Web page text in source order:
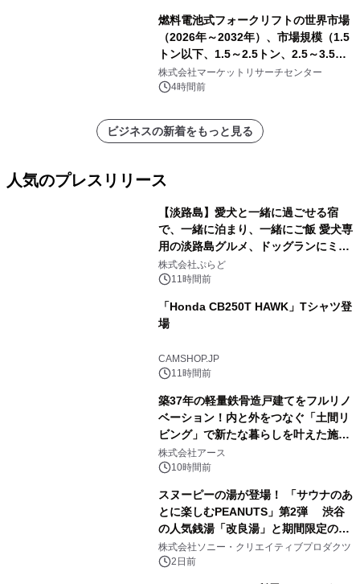
燃料電池式フォークリフトの世界市場
（2026年～2032年）、市場規模（1.5
トン以下、1.5～2.5トン、2.5～3.5ト
ン、3.5～5.0トン、その他）・分析レ
ポートを発表
株式会社マーケットリサーチセンター
4時間前
ビジネスの新着をもっと見る
人気のプレスリリース
【淡路島】愛犬と一緒に過ごせる宿
で、一緒に泊まり、一緒にご飯 愛犬専
用の淡路島グルメ、ドッグランにミニ
プール グランピングとトレーラーハウ
スの2施設で
株式会社ぷらど
11時間前
「Honda CB250T HAWK」Tシャツ登
場
CAMSHOP.JP
11時間前
築37年の軽量鉄骨造戸建てをフルリノ
ベーション！内と外をつなぐ「土間リ
ビング」で新たな暮らしを叶えた施工
事例を株式会社アースが公開
株式会社アース
10時間前
スヌーピーの湯が登場！ 「サウナのあ
とに楽しむPEANUTS」第2弾 渋谷
の人気銭湯「改良湯」と期間限定のコ
ラボレーション サウナイキタイコラ
ボグッズも発売決定！
株式会社ソニー・クリエイティブプロダクツ
2日前